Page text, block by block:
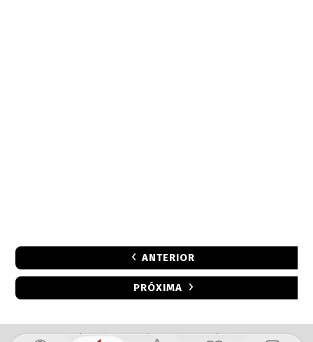
ANTERIOR
PRÓXIMA
Sobre | Anuncie | Termos de Uso